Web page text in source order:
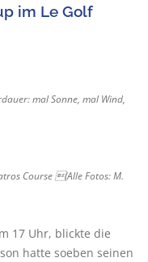
im Le Golf
mal Sonne, mal Wind,
Course (Alle Fotos: M.
17 Uhr, blickte die
hatte soeben seinen